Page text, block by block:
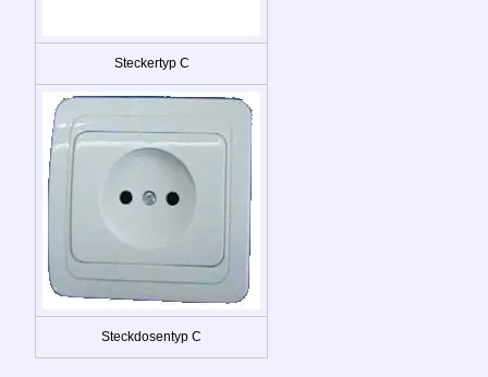
Steckertyp C
Steckdosentyp C